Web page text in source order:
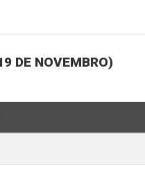
DE NOVEMBRO)